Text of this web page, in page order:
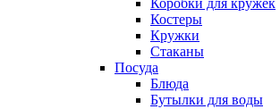
Коробки для кружек
Костеры
Кружки
Стаканы
Посуда
Блюда
Бутылки для воды